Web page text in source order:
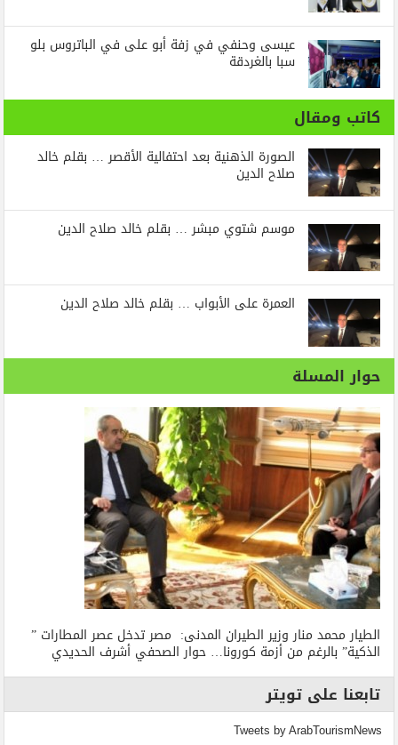
عيسى وحنفي في زفة أبو على في الباتروس بلو
سبا بالغردقة
كاتب ومقال
الصورة الذهنية بعد احتفالية الأقصر … بقلم خالد
صلاح الدين
موسم شتوي مبشر … بقلم خالد صلاح الدين
العمرة على الأبواب … بقلم خالد صلاح الدين
حوار المسلة
الطيار محمد منار وزير الطيران المدنى: مصر تدخل عصر المطارات ”
الذكية” بالرغم من أزمة كورونا… حوار الصحفي أشرف الحديدي
تابعنا على تويتر
Tweets by ArabTourismNews